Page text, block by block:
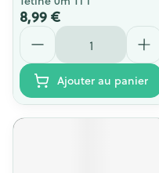
8,99 €
Quantité
Ajouter au panier